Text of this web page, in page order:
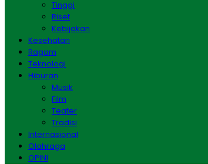
Tinggi
Riset
Kebijakan
Kesehatan
Ragam
Teknologi
Hiburan
Musik
Film
Teater
Tradisi
Internasional
Olahraga
OPINI